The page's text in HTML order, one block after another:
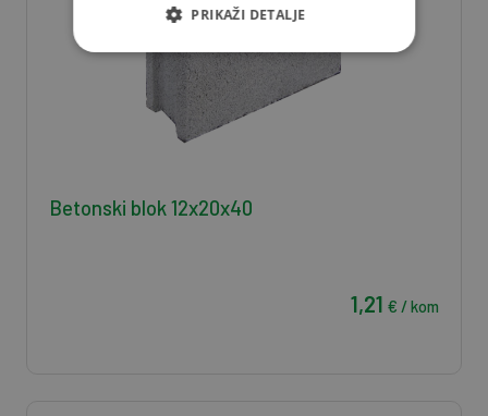
Betonski blok 12x20x40
1,21 € / kom
PRIKAŽI DETALJE